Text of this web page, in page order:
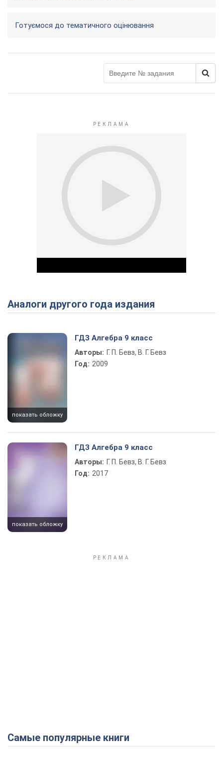
Готуємося до тематичного оцінювання
Play Video
Аналоги другого года издания
показать обложку
ГДЗ Алгебра 9 класс
Авторы: Г. П. Бевз, В. Г. Бевз
Год: 2009
показать обложку
ГДЗ Алгебра 9 класс
Авторы: Г. П. Бевз, В. Г. Бевз
Год: 2017
Самые популярные книги